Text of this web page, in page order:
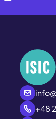
+48